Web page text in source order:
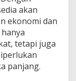
akan
ekonomi dan
tetapi juga
panjang.